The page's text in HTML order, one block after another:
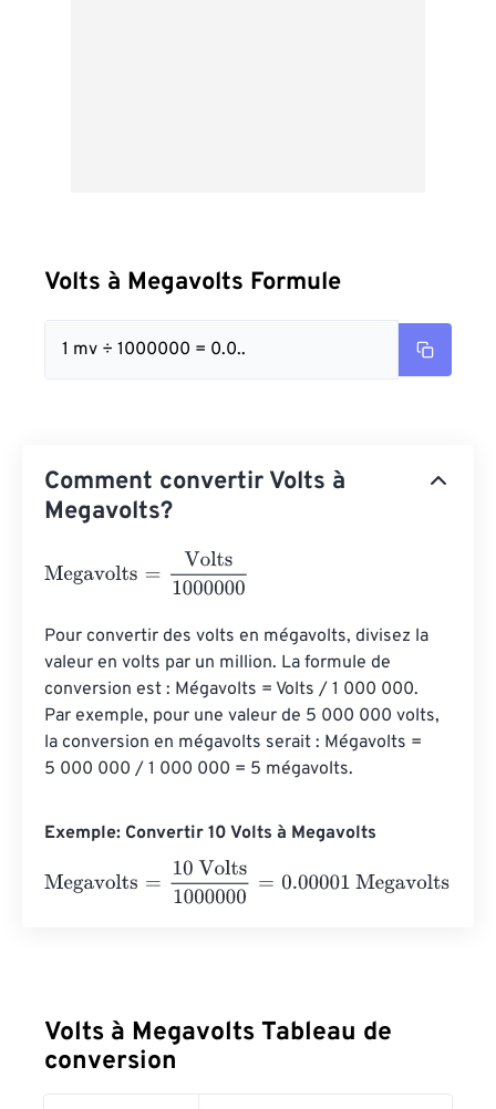
Volts à Megavolts Formule
1 mv ÷ 1000000 = 0.0..
Comment convertir Volts à
Megavolts?
Megavolts 1000000
Pour convertir des volts en mégavolts, divisez la
valeur en volts par un million. La formule de
conversion est : Mégavolts = Volts / 1 000 000.
Par exemple, pour une valeur de 5 000 000 volts,
la conversion en mégavolts serait : Mégavolts =
5 000 000 / 1 000 000 = 5 mégavolts.
Exemple: Convertir 10 Volts à Megavolts
Megavolts
10 Volts 1000000 0.00001 Megavolts
Volts à Megavolts Tableau de
conversion